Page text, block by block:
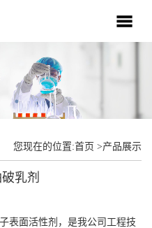
您现在的位置:首页 >产品展示
乳剂
表面活性剂，是我公司工程技